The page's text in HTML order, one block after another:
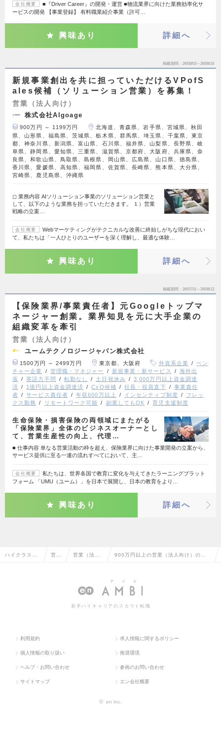
会社概要
■『Driver Career』の開発・運営 ■物流業界に向けた業務効率化サ
ービスの開発 【事業登録】 有料職業紹介事業（許可…
興味あり 詳細へ
掲載期間 26/08/03～26/08/16
新規事業創出を共に担っていただけるVPofS
ales候補（ソリューション営業）を募集！
営業（法人向け）
株式会社Algoage
900万円 ～ 1199万円
北海道、青森県、岩手県、宮城県、秋田
県、山形県、福島県、茨城県、栃木県、群馬県、埼玉県、千葉県、東京
都、神奈川県、新潟県、富山県、石川県、福井県、山梨県、長野県、岐
阜県、静岡県、愛知県、三重県、滋賀県、京都府、大阪府、兵庫県、奈
良県、和歌山県、鳥取県、島根県、岡山県、広島県、山口県、徳島県、
香川県、愛媛県、高知県、福岡県、佐賀県、長崎県、熊本県、大分県、
宮崎県、鹿児島県、沖縄県
◻︎ 業務内容 AIソリューション事業のソリューション営業と
して、以下のような業務を担っていただきます。 １）営業
戦略の立案…
会社概要
Webマーケティングがテクニカルな改善に終始しがちな現代におい
て、私たちは「一人ひとりのユーザーを深く理解し、最適な体験…
興味あり 詳細へ
掲載期間 26/07/31～26/08/13
【保険業界/事業責任者】元Googleトップマ
ネージャー創業。業界知見を元に大手企業の
組織変革を牽引
営業（法人向け）
ユームテクノロジージャパン株式会社
1500万円 ～ 2499万円 東京都、大阪府 外資系企業
ベン
チャー企業
管理職・マネジャー 新規事業・新サービス
海外出
張
英語力不問 転勤なし 土日祝休み
3,000万円以上資金調達
済
1億円以上資金調達済 CxO候補 社長・役員直下
事業責任
者
サービス責任者 年収600万以上 インセンティブ制度
フレッ
クス勤務
リモートワーク可能 副業してもOK 育児支援制度
生命保険・損害保険の両領域にまたがる
「保険業界」全体のビジネスオーナーとし
て、営業生産性の向上、代理…
■ 仕事内容 単なる営業活動の枠を超え、保険業界に向けた事業開発の立案から、
サービス提供に至る一連の流れすべてにおいて、主…
会社概要
私たちは、世界各国で教育に変化を与えてきたラーニングプラット
フォーム 「UMU（ユーム）」を日本で展開し、日本の教育をより…
興味あり 詳細へ
ハイクラス求 営業 営業（法人 900万円以上の営業（法人向け）の転
若手ハイキャリアのスカウト転職
利用規約 求人情報に関するポリシー
個人情報の取り扱い 推奨環境
ヘルプ・お問い合わせ 参画のお問い合わせ
サイトマップ エン会社概要
© en Inc.